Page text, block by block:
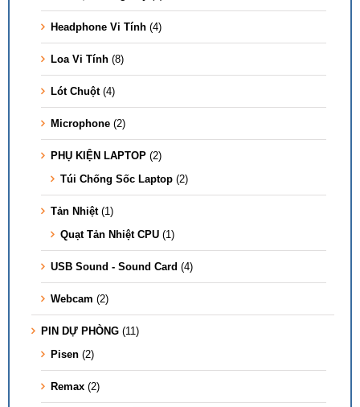
Headphone Vi Tính (4)
Loa Vi Tính (8)
Lót Chuột (4)
Microphone (2)
PHỤ KIỆN LAPTOP (2)
Túi Chống Sốc Laptop (2)
Tản Nhiệt (1)
Quạt Tản Nhiệt CPU (1)
USB Sound - Sound Card (4)
Webcam (2)
PIN DỰ PHÒNG (11)
Pisen (2)
Remax (2)